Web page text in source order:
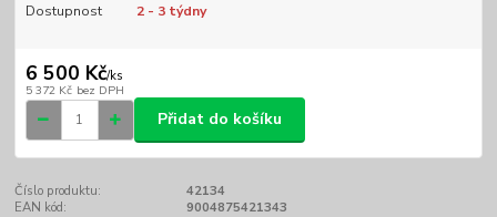
Dostupnost 2 - 3 týdny
6 500 Kč/ks
5 372 Kč bez DPH
Přidat do košíku
Číslo produktu:
42134
EAN kód:
9004875421343